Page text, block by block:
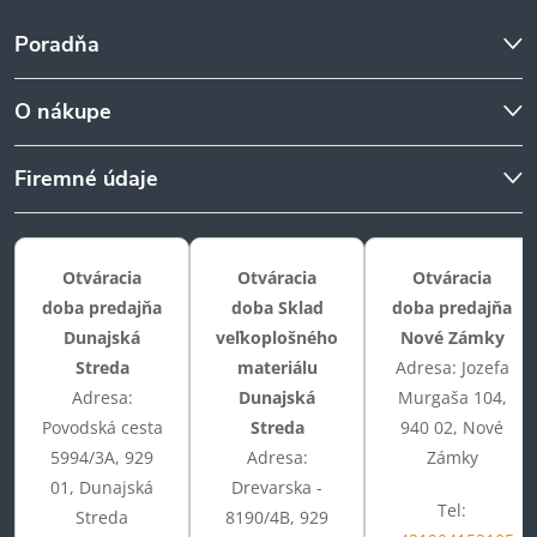
Poradňa
O nákupe
Firemné údaje
Otváracia
doba predajňa
Dunajská
Streda
Adresa:
Povodská cesta
5994/3A, 929
01, Dunajská
Streda
Otváracia
doba Sklad
veľkoplošného
materiálu
Dunajská
Streda
Adresa:
Drevarska -
8190/4B, 929
Otváracia
doba predajňa
Nové Zámky
Adresa: Jozefa
Murgaša 104,
940 02, Nové
Zámky
Tel: